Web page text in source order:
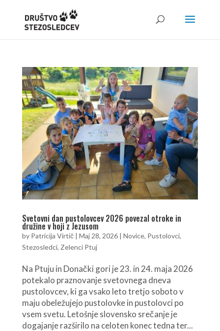
Svetovni dan pustolovcev 2026 povezal otroke in
družine v hoji z Jezusom
by Patricija Virtič| Maj 28, 2026| Novice, Pustolovci,
Stezosledci, Zelenci Ptuj
Na Ptuju in Donački gori je 23. in 24. maja 2026
potekalo praznovanje svetovnega dneva
pustolovcev, ki ga vsako leto tretjo soboto v
maju obeležujejo pustolovke in pustolovci po
vsem svetu. Letošnje slovensko srečanje je
dogajanje razširilo na celoten konec tedna ter...